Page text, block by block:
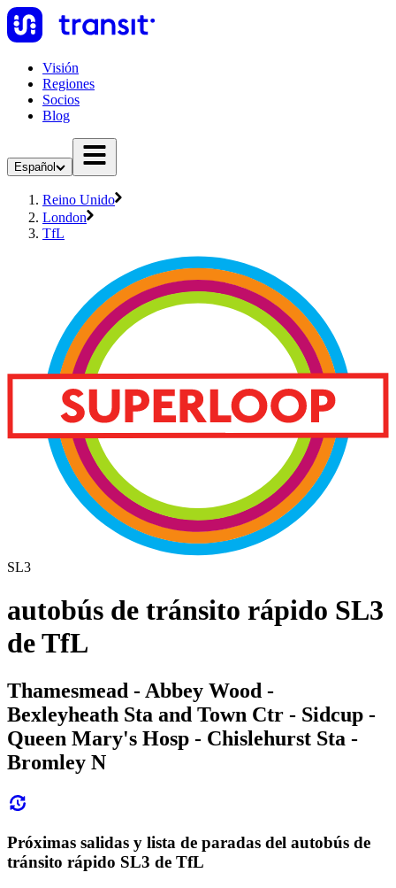
Visión
Regiones
Socios
Blog
Español
Reino Unido
London
TfL
SL3
autobús de tránsito rápido SL3
de TfL
Thamesmead - Abbey Wood -
Bexleyheath Sta and Town Ctr - Sidcup -
Queen Mary's Hosp - Chislehurst Sta -
Bromley N
Próximas salidas y lista de paradas del autobús de
tránsito rápido SL3 de TfL